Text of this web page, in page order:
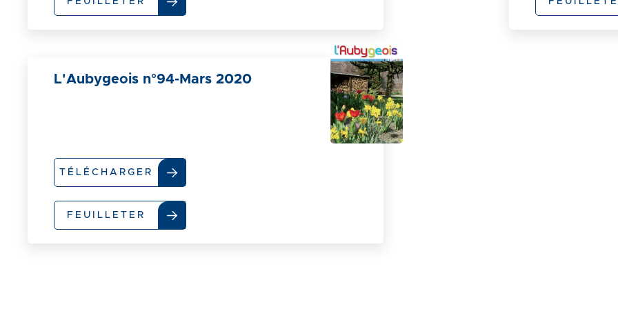
L'Aubygeois n°94-Mars 2020
TÉLÉCHARGER
FEUILLETER